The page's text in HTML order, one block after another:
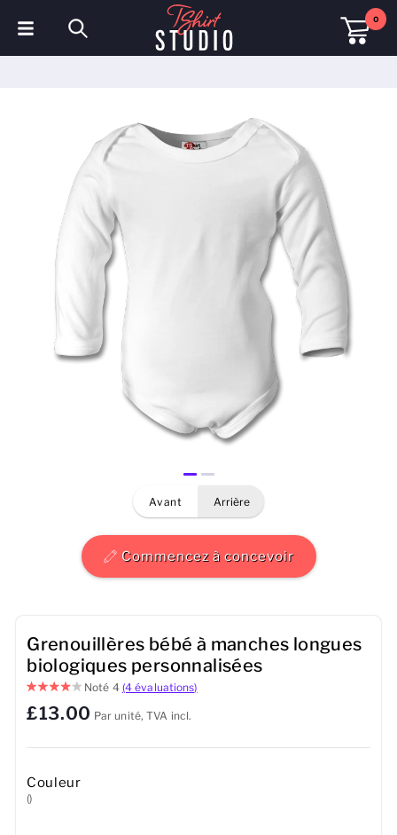
0
Chapeaux et Casquettes
Vêtements de sport
Vêtements de travail
Polaires & Vestes
Tasses
Serviettes
Sacs
avant arrière
Commencez à concevoir
Grenouillères bébé à manches longues
biologiques personnalisées
Noté 4 (4 évaluations)
£13.00 Par unité, TVA incl.
Couleur
()